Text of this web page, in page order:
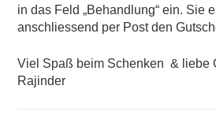
in das Feld „Behandlung“ ein. Sie
anschliessend per Post den
Viel Spaß beim Schenken & liebe
Rajinder